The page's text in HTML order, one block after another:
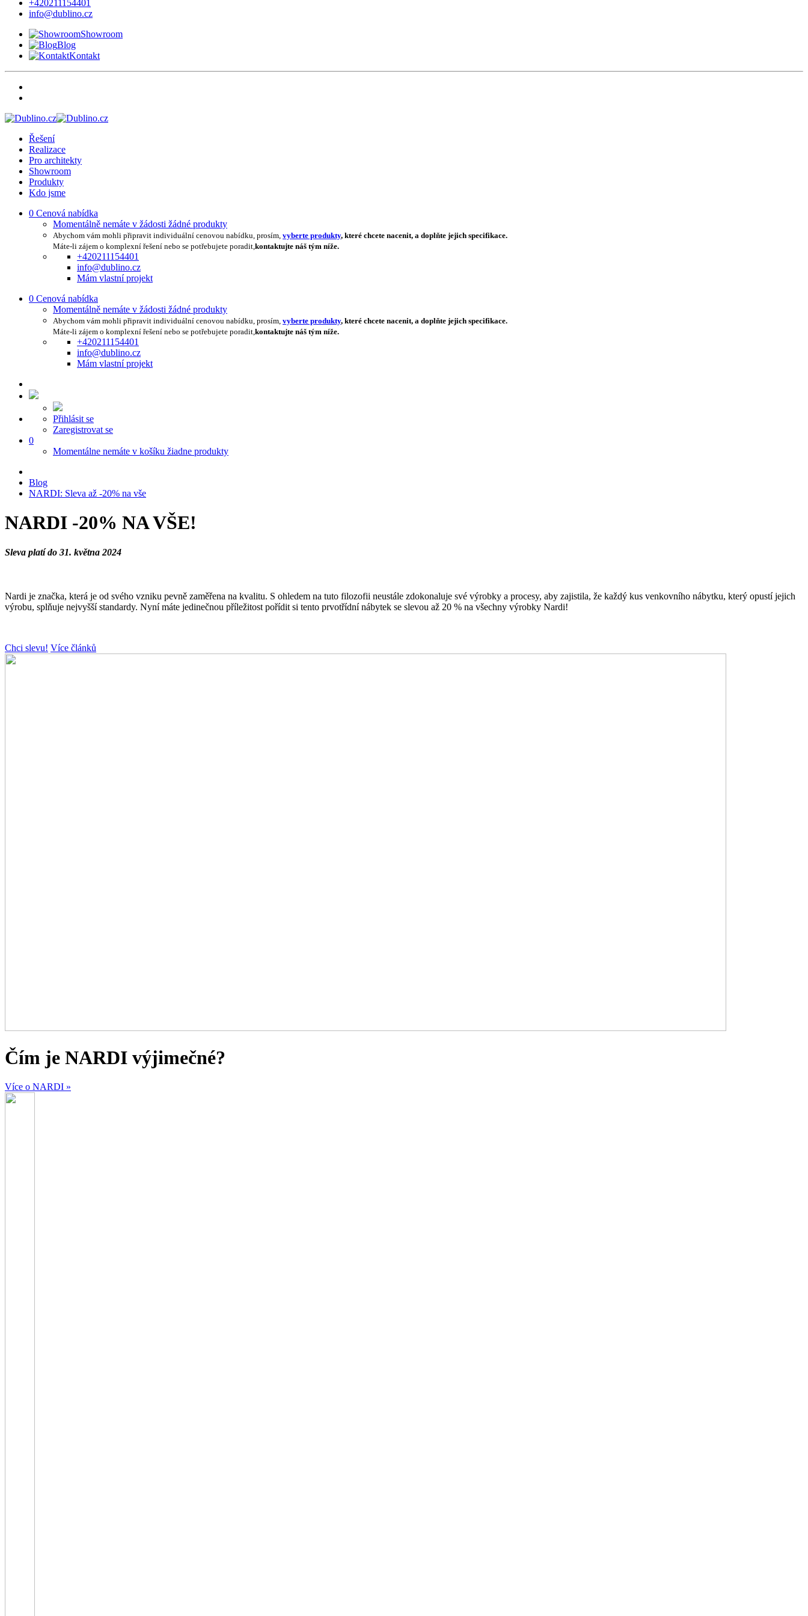
+420211154401
info@dublino.cz
Showroom
Blog
Kontakt
Řešení
Realizace
Pro architekty
Showroom
Produkty
Kdo jsme
0 Cenová nabídka
Momentálně nemáte v žádosti žádné produkty
Abychom vám mohli připravit individuální cenovou nabídku, prosím, vyberte produkty, které chcete nacenit, a doplňte jejich specifikace.
Máte-li zájem o komplexní řešení nebo se potřebujete poradit,kontaktujte náš tým níže.
+420211154401
info@dublino.cz
Mám vlastní projekt
0 Cenová nabídka
Momentálně nemáte v žádosti žádné produkty
Abychom vám mohli připravit individuální cenovou nabídku, prosím, vyberte produkty, které chcete nacenit, a doplňte jejich specifikace.
Máte-li zájem o komplexní řešení nebo se potřebujete poradit,kontaktujte náš tým níže.
+420211154401
info@dublino.cz
Mám vlastní projekt
Přihlásit se
Zaregistrovat se
0
Momentálne nemáte v košíku žiadne produkty
Blog
NARDI: Sleva až -20% na vše
NARDI -20% NA VŠE!
Sleva platí do 31. května 2024
Nardi je značka, která je od svého vzniku pevně zaměřena na kvalitu. S ohledem na tuto filozofii neustále zdokonaluje své výrobky a procesy, aby zajistila, že každý kus venkovního nábytku, který opustí jejich
výrobu, splňuje nejvyšší standardy. Nyní máte jedinečnou příležitost pořídit si tento prvotřídní nábytek se slevou až 20 % na všechny výrobky Nardi!
Chci slevu! Více článků
Čím je NARDI výjimečné?
Více o NARDI »